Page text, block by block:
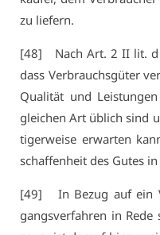
zu lie­fern.
[48] Nach Art. 2 II lit. d
dass Ver­brauchs­gü­ter
Qua­li­tät und
glei­chen Art üb­lich sind
ti­ger­wei­se er­war­ten
schaf­fen­heit des Gu­tes
[49] In Be­zug auf ein
gangs­ver­fah­ren in